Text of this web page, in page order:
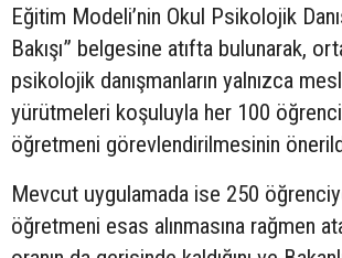
Eğitim Modeli’nin Okul Psikolojik
Bakışı” belgesine atıfta bulunarak,
psikolojik danışmanların yalnızca
yürütmeleri koşuluyla her 100
öğretmeni görevlendirilmesinin
Mevcut uygulamada ise 250
öğretmeni esas alınmasına rağmen